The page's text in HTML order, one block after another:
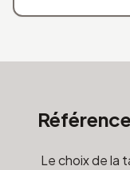
Le choix de la